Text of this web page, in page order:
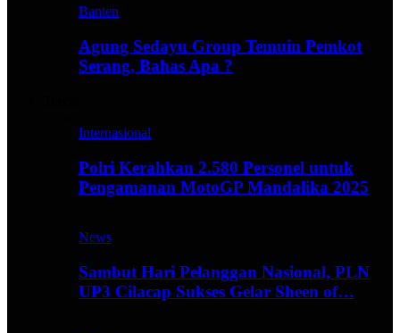
Banten
Agung Sedayu Group Temuin Pemkot
Serang, Bahas Apa ?
Internasional
Polri Kerahkan 2.580 Personel untuk
Pengamanan MotoGP Mandalika 2025
News
Sambut Hari Pelanggan Nasional, PLN
UP3 Cilacap Sukses Gelar Sheen of…